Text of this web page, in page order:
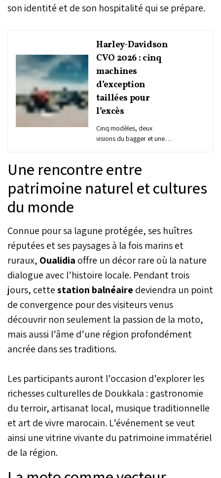
son identité et de son hospitalité qui se prépare.
Harley-Davidson
CVO 2026 : cinq
machines
d’exception
taillées pour
l’excès
Cinq modèles, deux
visions du bagger et une
CVO 2026, Harley-
la performance et la
Une rencontre entre
patrimoine naturel et cultures
du monde
Connue pour sa lagune protégée, ses huîtres
réputées et ses paysages à la fois marins et
ruraux, Oualidia offre un décor rare où la nature
dialogue avec l’histoire locale. Pendant trois
jours, cettestation balnéaire deviendra un point
de convergence pour des visiteurs venus
découvrir non seulement la passion de la moto,
mais aussi l’âme d’une région profondément
ancrée dans ses traditions.
Les participants auront l’occasion d’explorer les
richesses culturelles de Doukkala : gastronomie
du terroir, artisanat local, musique traditionnelle
et art de vivre marocain. L’événement se veut
ainsi une vitrine vivante du patrimoine immatériel
de la région.